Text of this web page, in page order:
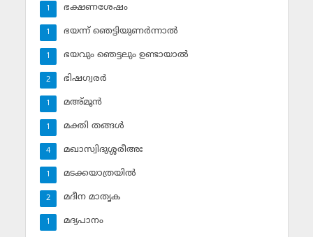
ഭക്ഷണശേഷം
1
ഭയന്ന് ഞെട്ടിയുണര്‍ന്നാല്‍
1
ഭയവും ഞെട്ടലും ഉണ്ടായാല്‍
1
ഭിഷഗ്വരര്‍
2
മഅ്മൂന്‍
1
മക്തി തങ്ങള്‍
1
മഖാസ്വിദുശ്ശരീഅഃ
4
മടക്കയാത്രയില്‍
1
മദീന മാതൃക
2
മദ്യപാനം
1